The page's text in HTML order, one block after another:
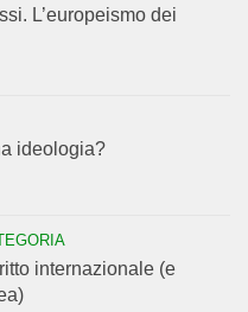
L’europeismo dei
ideologia?
internazionale (e